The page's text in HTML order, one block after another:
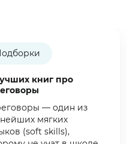
книг про
— один из
мягких
(soft skills),